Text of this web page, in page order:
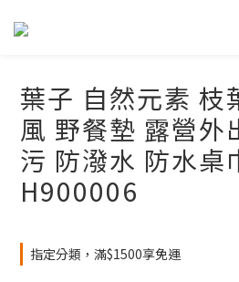
葉子 自然元素 枝
風 野餐墊 露營外
污 防潑水 防水桌
H900006
指定分類，滿$1500享免運